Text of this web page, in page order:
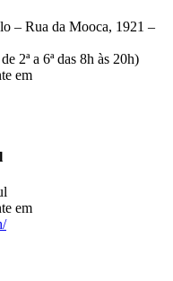
– Rua da Mooca, 1921 –
2ª a 6ª das 8h às 20h)
em
em